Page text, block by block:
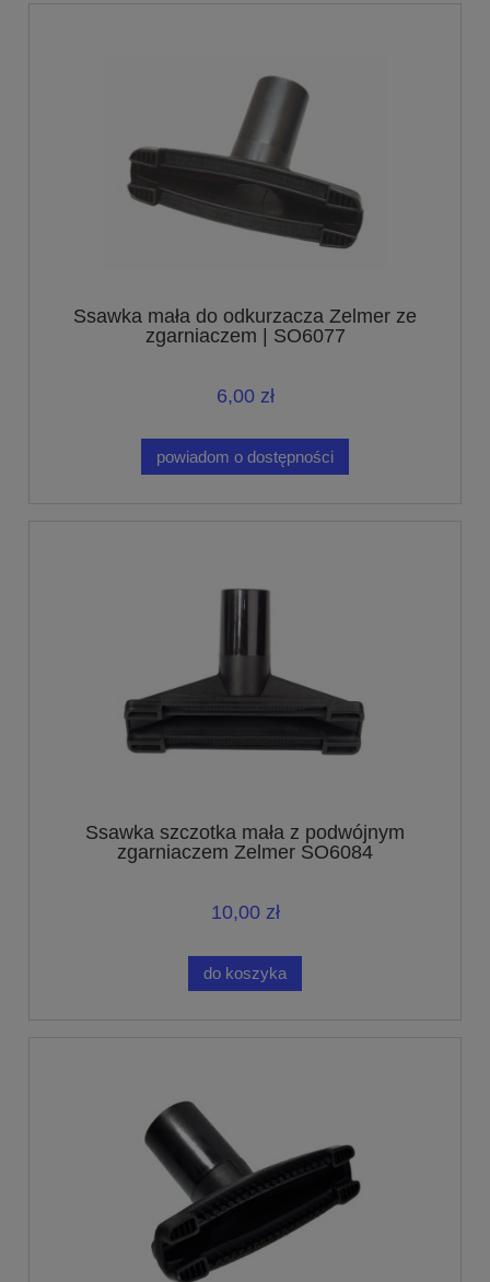
Ssawka mała do odkurzacza Zelmer ze
zgarniaczem | SO6077
6,00 zł
powiadom o dostępności
Ssawka szczotka mała z podwójnym
zgarniaczem Zelmer SO6084
10,00 zł
do koszyka